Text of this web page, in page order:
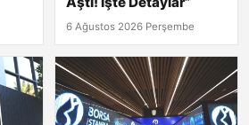
6 Ağustos 2026 Perşembe